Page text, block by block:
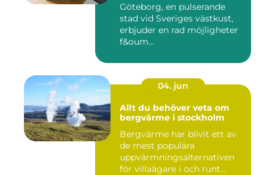
Göteborg, en pulserande
stad vid Sveriges västkust,
erbjuder en rad möjligheter
f&oum...
04. jun
Allt du behöver veta om
bergvärme i stockholm
Bergvärme har blivit ett av
de mest populära
uppvärmningsalternativen
för villaägare i och runt